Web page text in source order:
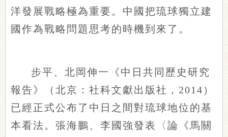
洋發展戰略極為重要。中國把琉球獨立建
國作為戰略問題思考的時機到來了。
步平、北岡伸一《中日共同歷史研究
報告》（北京：社科文獻出版社，2014）
已經正式公布了中日之間對琉球地位的基
本看法。張海鵬、李國強發表〈論《馬關